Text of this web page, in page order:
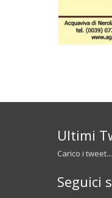
Ultimi
Carico i tweet...
Seguici